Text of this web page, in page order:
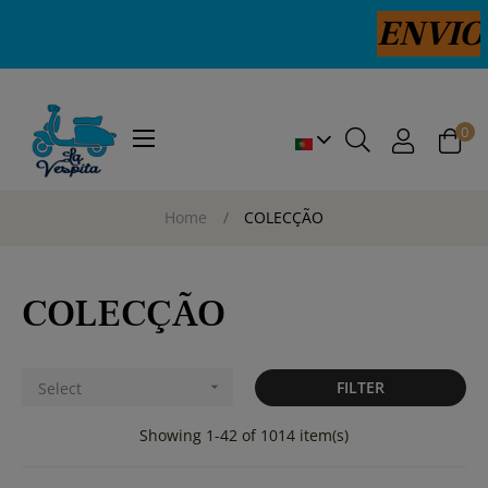
ENVIOS
Toggle
☰ 0
Home COLECÇÃO
COLECÇÃO
Select  FILTER
Showing 1-42 of 1014 item(s)